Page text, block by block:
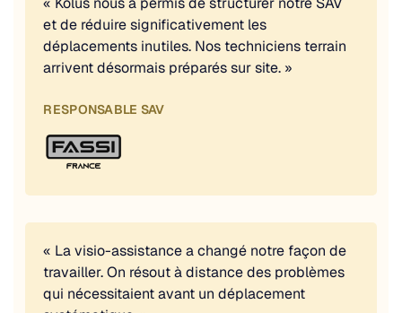
et de réduire significativement les
déplacements inutiles. Nos techniciens terrain
arrivent désormais préparés sur site. »
RESPONSABLE SAV
« La visio-assistance a changé notre façon de
travailler. On résout à distance des problèmes
qui nécessitaient avant un déplacement